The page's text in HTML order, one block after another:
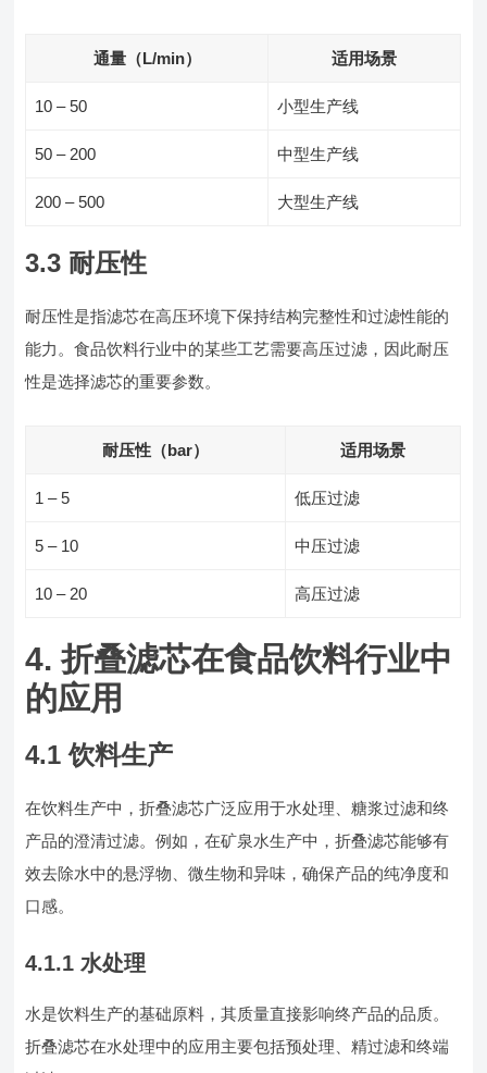
通量（L/min） 适用场景
10 – 50 小型生产线
50 – 200 中型生产线
200 – 500 大型生产线
3.3 耐压性
耐压性是指滤芯在高压环境下保持结构完整性和过滤性能的
能力。食品饮料行业中的某些工艺需要高压过滤，因此耐压
性是选择滤芯的重要参数。
耐压性（bar） 适用场景
1 – 5 低压过滤
5 – 10 中压过滤
10 – 20 高压过滤
4. 折叠滤芯在食品饮料行业中
的应用
4.1 饮料生产
在饮料生产中，折叠滤芯广泛应用于水处理、糖浆过滤和终
产品的澄清过滤。例如，在矿泉水生产中，折叠滤芯能够有
效去除水中的悬浮物、微生物和异味，确保产品的纯净度和
口感。
4.1.1 水处理
水是饮料生产的基础原料，其质量直接影响终产品的品质。
折叠滤芯在水处理中的应用主要包括预处理、精过滤和终端